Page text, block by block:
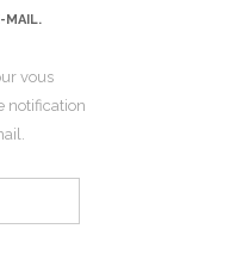
MAIL.
vous
notification